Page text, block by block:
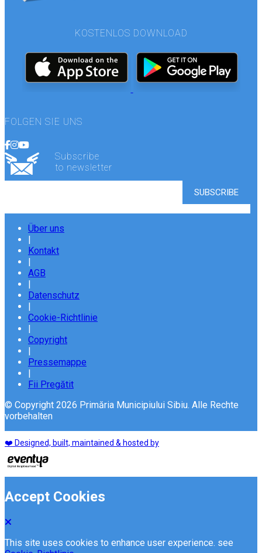
KOSTENLOS DOWNLOAD
FOLGEN SIE UNS
Subscribe
to newsletter
Über uns
Kontakt
AGB
Datenschutz
Cookie-Richtlinie
Copyright
Pressemappe
Fii Pregătit
© Copyright 2026 Primăria Municipiului Sibiu. Alle Rechte
vorbehalten
❤️ Designed, built, maintained & hosted by
Accept Cookies
This site uses cookies to enhance user experience. see